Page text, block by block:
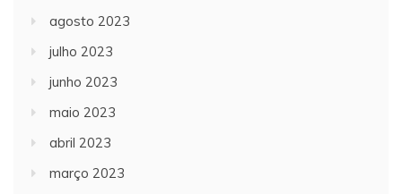
agosto 2023
julho 2023
junho 2023
maio 2023
abril 2023
março 2023